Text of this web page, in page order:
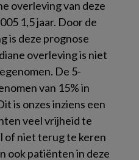
overleving van deze
1,5 jaar. Door de
is deze prognose
overleving is niet
De 5-
van 15% in
is onzes inziens een
veel vrijheid te
of niet terug te keren
ook patiënten in deze